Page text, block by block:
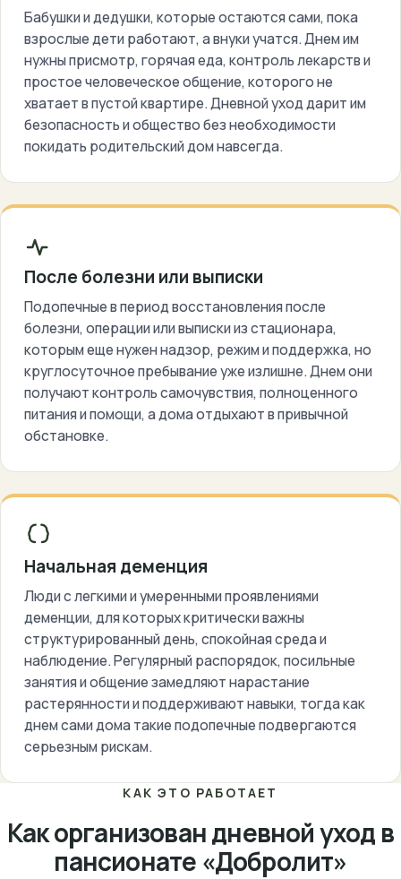
Бабушки и дедушки, которые остаются сами, пока
взрослые дети работают, а внуки учатся. Днем им
нужны присмотр, горячая еда, контроль лекарств и
простое человеческое общение, которого не
хватает в пустой квартире. Дневной уход дарит им
безопасность и общество без необходимости
покидать родительский дом навсегда.
После болезни или выписки
Подопечные в период восстановления после
болезни, операции или выписки из стационара,
которым еще нужен надзор, режим и поддержка, но
круглосуточное пребывание уже излишне. Днем они
получают контроль самочувствия, полноценного
питания и помощи, а дома отдыхают в привычной
обстановке.
Начальная деменция
Люди с легкими и умеренными проявлениями
деменции, для которых критически важны
структурированный день, спокойная среда и
наблюдение. Регулярный распорядок, посильные
занятия и общение замедляют нарастание
растерянности и поддерживают навыки, тогда как
днем сами дома такие подопечные подвергаются
серьезным рискам.
КАК ЭТО РАБОТАЕТ
Как организован дневной уход в
пансионате «Добролит»